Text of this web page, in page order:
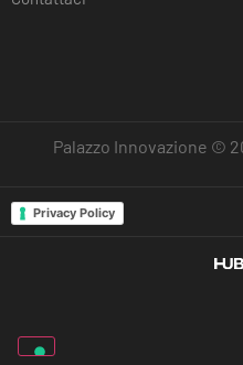
Palazzo Innovazione ©
Privacy Policy